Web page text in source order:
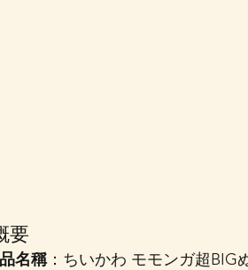
要
名稱：ちいかわ モモンガ超BIG